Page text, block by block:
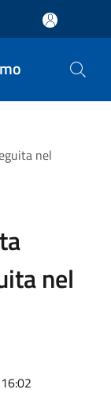
nel
nel